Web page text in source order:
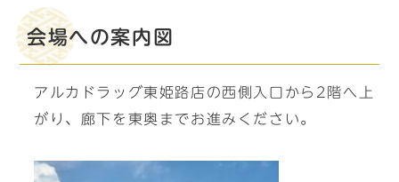
会場への案内図
アルカドラッグ東姫路店の西側入口から2階へ上
がり、廊下を東奥までお進みください。